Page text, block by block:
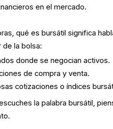
en el mercado.
qué es bursátil significa
de la bolsa:
donde se negocian activos.
de compra y venta.
cotizaciones o índices
la palabra bursátil,